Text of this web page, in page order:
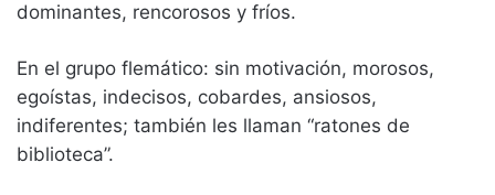
dominantes, rencorosos y fríos.
En el grupo flemático: sin motivación, morosos,
egoístas, indecisos, cobardes, ansiosos,
indiferentes; también les llaman “ratones de
biblioteca”.